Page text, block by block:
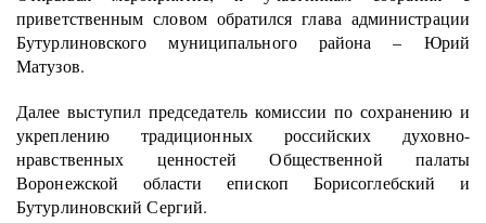
приветственным словом обратился глава администрации
Бутурлиновского муниципального района – Юрий
Матузов.
Далее выступил председатель комиссии по сохранению и
укреплению традиционных российских духовно-
нравственных ценностей Общественной палаты
Воронежской области епископ Борисоглебский и
Бутурлиновский Сергий.